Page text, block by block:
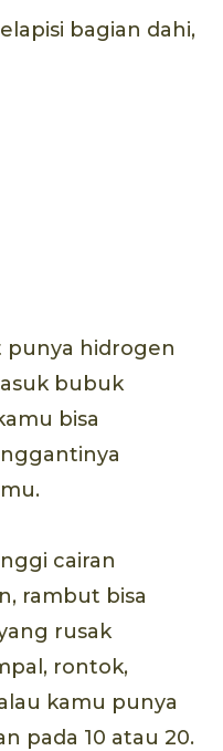
bagian dahi,
punya hidrogen
bubuk
bisa
cairan
rambut bisa
rusak
rontok,
kamu punya
pada 10 atau 20.